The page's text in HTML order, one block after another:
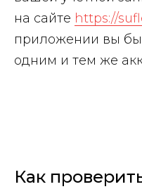
на сайте https://
приложении вы
одним и тем же
Как